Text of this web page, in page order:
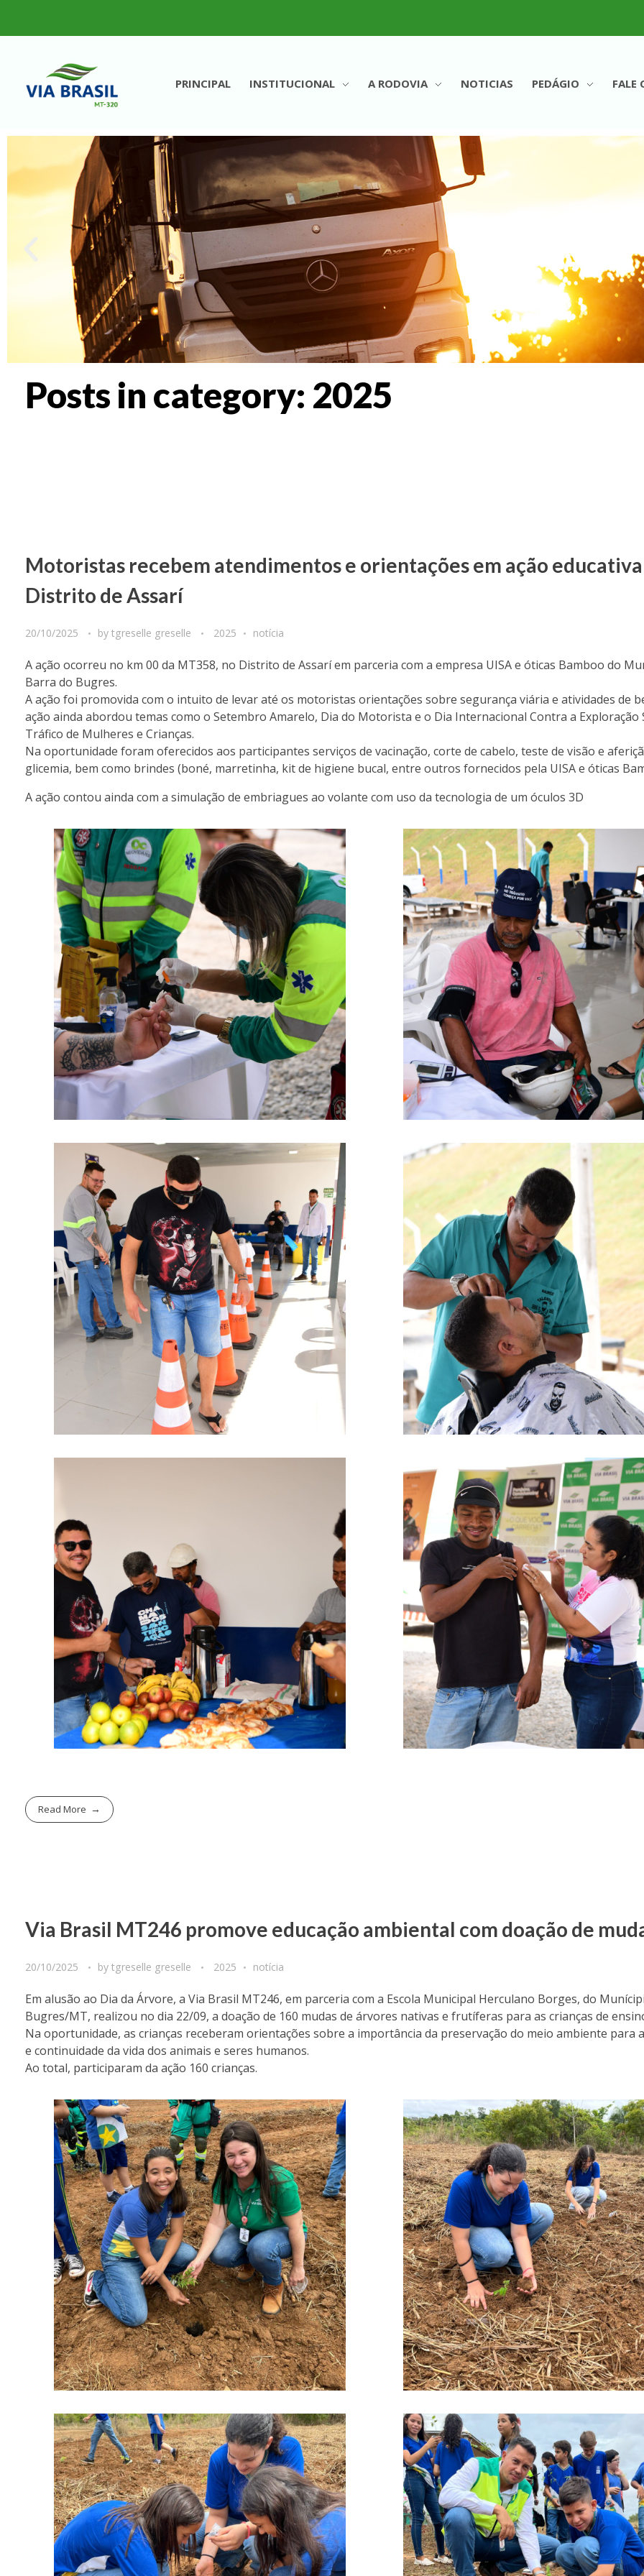
PRINCIPAL INSTITUCIONAL A RODOVIA NOTICIAS PEDÁGIO FALE
Posts in category: 2025
Motoristas recebem atendimentos e orientações em ação
Distrito de Assarí
20/10/2025 by tgreselle greselle 2025 notícia
A ação ocorreu no km 00 da MT358, no Distrito de Assarí em parceria com a empresa UISA e óticas Bamboo do
Barra do Bugres.
A ação foi promovida com o intuito de levar até os motoristas orientações sobre segurança viária e atividades de
ação ainda abordou temas como o Setembro Amarelo, Dia do Motorista e o Dia Internacional Contra a Exploração
Tráfico de Mulheres e Crianças.
Na oportunidade foram oferecidos aos participantes serviços de vacinação, corte de cabelo, teste de visão e
glicemia, bem como brindes (boné, marretinha, kit de higiene bucal, entre outros fornecidos pela UISA e óticas
A ação contou ainda com a simulação de embriagues ao volante com uso da tecnologia de um óculos 3D
Read More
Via Brasil MT246 promove educação ambiental com doação de
20/10/2025 by tgreselle greselle 2025 notícia
Em alusão ao Dia da Árvore, a Via Brasil MT246, em parceria com a Escola Municipal Herculano Borges, do
Bugres/MT, realizou no dia 22/09, a doação de 160 mudas de árvores nativas e frutíferas para as crianças de
Na oportunidade, as crianças receberam orientações sobre a importância da preservação do meio ambiente para
e continuidade da vida dos animais e seres humanos.
Ao total, participaram da ação 160 crianças.